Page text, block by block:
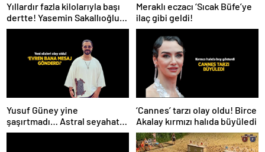
Yıllardır fazla kilolarıyla başı
dertte! Yasemin Sakallıoğlu
zayıflamasının sırrını açıkladı
Meraklı eczacı ‘Sıcak Büfe’ye
ilaç gibi geldi!
Yusuf Güney yine
şaşırtmadı… Astral seyahat
ve uzaylılardan sonra şimdi
‘Cannes’ tarzı olay oldu! Birce
Akalay kırmızı halıda büyüledi